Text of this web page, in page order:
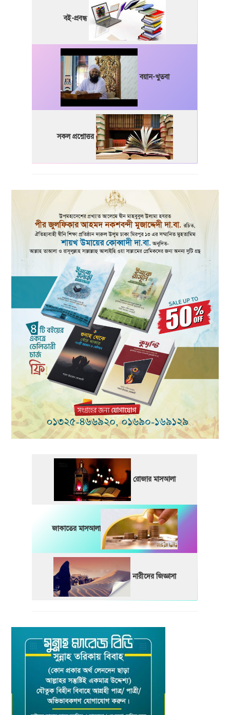
বই-প্রবন্ধ
বয়ান-খুতবা
সকল প্রশ্নোত্তর
রোজার মাসআলা
জাকাতের মাসআলা
নারীদের জিজ্ঞাসা